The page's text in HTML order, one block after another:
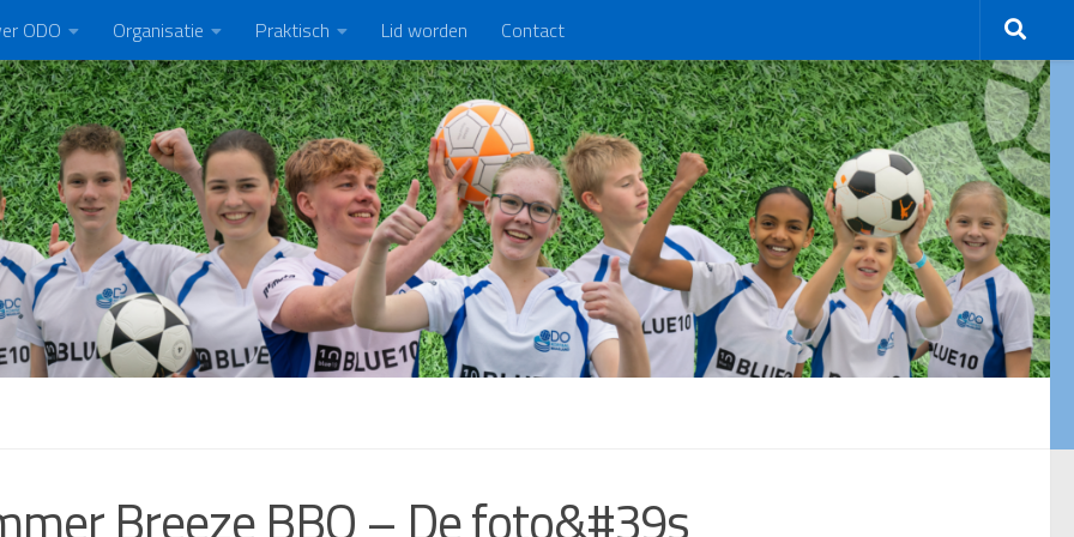
ODO Organisatie Praktisch Lid worden Contact
Breeze BBQ – De foto&#39s